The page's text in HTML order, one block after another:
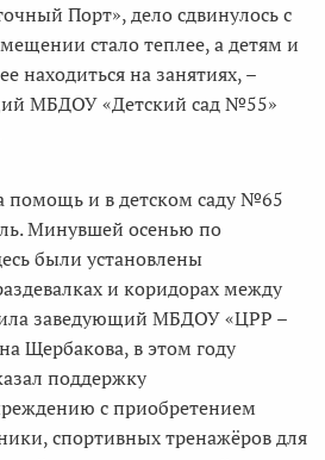
Порт», дело сдвинулось с
стало теплее, а детям и
находиться на занятиях, –
МБДОУ «Детский сад №55»
помощь и в детском саду №65
Минувшей осенью по
были установлены
и коридорах между
заведующий МБДОУ «ЦРР –
Щербакова, в этом году
поддержку
с приобретением
спортивных тренажёров для